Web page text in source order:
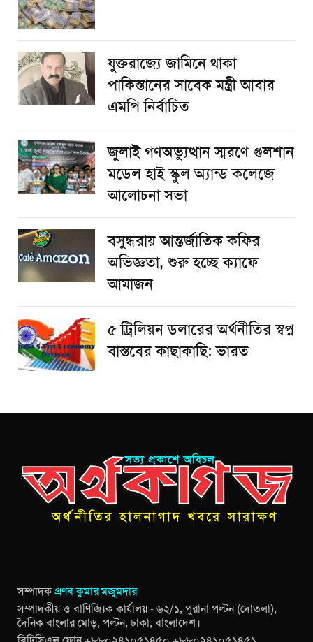
যুক্তরাজ্যে জামিনে থাকা
পাকিস্তানের সাবেক মন্ত্রী আবার
এমপি নির্বাচিত
জুলাই গণঅভ্যুত্থান স্মরণে গুলশান
মডেল হাই স্কুল অ্যান্ড কলেজে
আলোচনা সভা
বসুন্ধরায় আন্তর্জাতিক কফির
অভিজ্ঞতা, শুরু হচ্ছে ক্যাফে
আমাজন
৫ ট্রিলিয়ন ডলারের অর্থনীতির স্বপ্ন
বাস্তবের কাছাকাছি: ভারত
সম্পাদকপ্রণব কুমার মজুমদার
সম্পাদকীয় ও বাণিজ্যিক কার্যালয় - ৬২/১, পুরানা পল্টন (দোতলা),
দৈনিক বাংলার মোড়, পল্টন, ঢাকা, বাংলাদেশ।